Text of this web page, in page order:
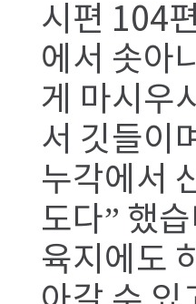
시편 104
에서 솟아
게 마시우
서 깃들이
누각에서
도다” 했
육지에도